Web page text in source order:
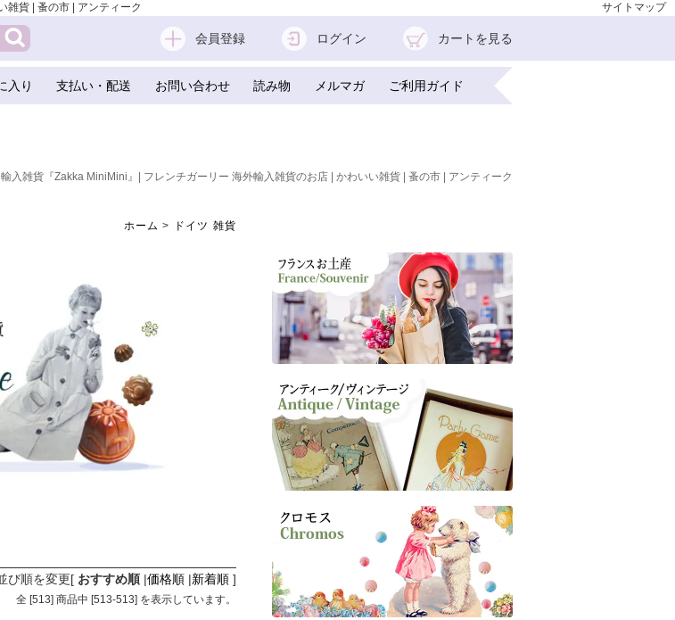
雑貨 | 蚤の市 | アンティーク サイトマップ
会員登録 ログイン カートを見る
入り 支払い・配送 お問い合わせ 読み物 メルマガ ご利用ガイド
入雑貨『Zakka MiniMini』| フレンチガーリー 海外輸入雑貨のお店 | かわいい雑貨 | 蚤の市 | アンティーク
ホーム > ドイツ 雑貨
び順を変更[ おすすめ順 |価格順 |新着順 ]
全 [513] 商品中 [513-513] を表示しています。